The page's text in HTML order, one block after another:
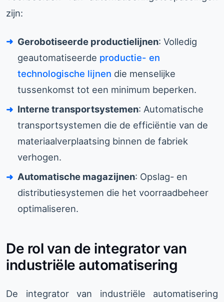
zijn:
Gerobotiseerde productielijnen: Volledig
geautomatiseerde productie- en
technologische lijnen die menselijke
tussenkomst tot een minimum beperken.
Interne transportsystemen: Automatische
transportsystemen die de efficiëntie van de
materiaalverplaatsing binnen de fabriek
verhogen.
Automatische magazijnen: Opslag- en
distributiesystemen die het voorraadbeheer
optimaliseren.
De rol van de integrator van
industriële automatisering
De integrator van industriële automatisering